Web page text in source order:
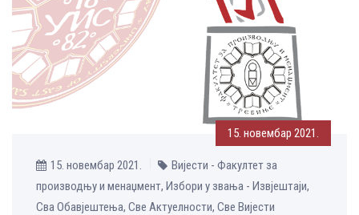
15. новембар 2021.
15. новембар 2021.
Вијести - Факултет за
производњу и менаџмент, Избори у звања - Извјештаји,
Сва Обавјештења, Све Aктуелности, Све Вијести